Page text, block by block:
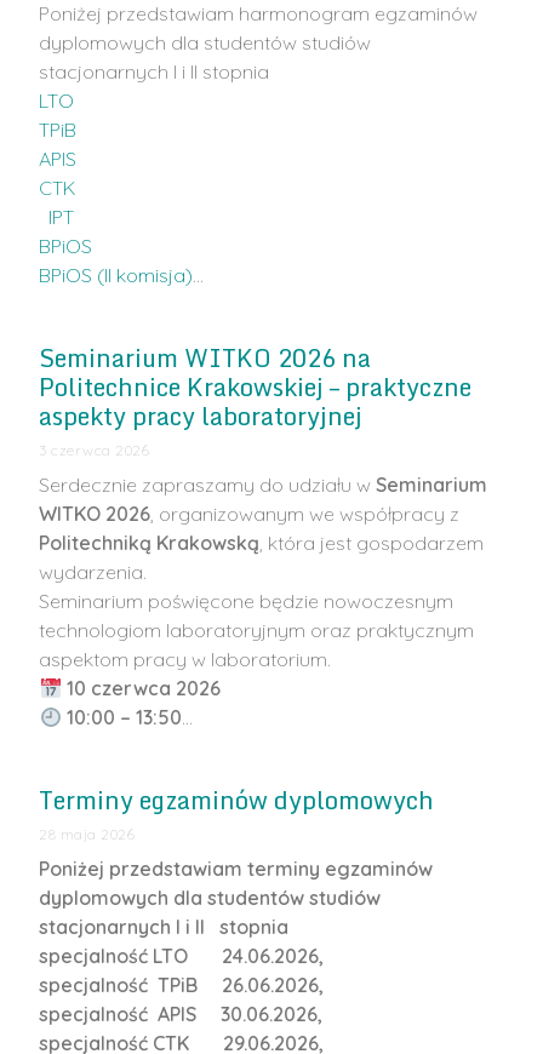
Poniżej przedstawiam harmonogram egzaminów
dyplomowych dla studentów studiów
stacjonarnych I i II stopnia
LTO
TPiB
APIS
CTK
IPT
BPiOS
BPiOS (II komisja)…
Seminarium WITKO 2026 na
Politechnice Krakowskiej – praktyczne
aspekty pracy laboratoryjnej
3 czerwca 2026
Serdecznie zapraszamy do udziału wSeminarium
WITKO 2026, organizowanym we współpracy z
Politechniką Krakowską, która jest gospodarzem
wydarzenia.
Seminarium poświęcone będzie nowoczesnym
technologiom laboratoryjnym oraz praktycznym
aspektom pracy w laboratorium.
10 czerwca 2026
10:00 – 13:50…
Terminy egzaminów dyplomowych
28 maja 2026
Poniżej przedstawiam terminy egzaminów
dyplomowych dla studentów studiów
stacjonarnych I i II stopnia
specjalność LTO 24.06.2026,
specjalność TPiB 26.06.2026,
specjalność APIS 30.06.2026,
specjalność CTK 29.06.2026,